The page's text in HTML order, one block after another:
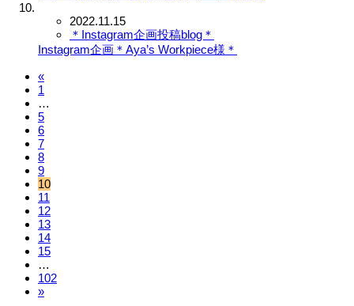
2022.11.15
＊Instagram企画投稿blog＊
Instagram企画＊Aya’s Workpiece様＊
«
1
…
5
6
7
8
9
10
11
12
13
14
15
…
102
»